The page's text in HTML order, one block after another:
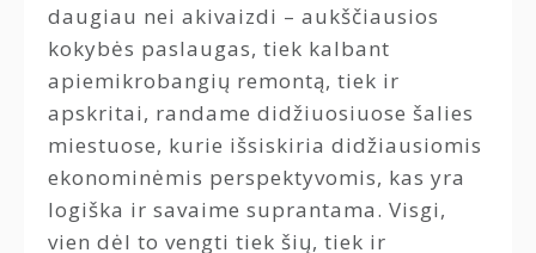
daugiau nei akivaizdi – aukščiausios
kokybės paslaugas, tiek kalbant
apiemikrobangių remontą, tiek ir
apskritai, randame didžiuosiuose šalies
miestuose, kurie išsiskiria didžiausiomis
ekonominėmis perspektyvomis, kas yra
logiška ir savaime suprantama. Visgi,
vien dėl to vengti tiek šių, tiek ir